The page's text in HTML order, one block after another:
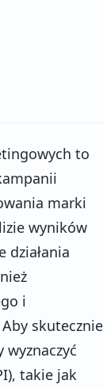
to
marki
wyników
i
skutecznie
takie jak